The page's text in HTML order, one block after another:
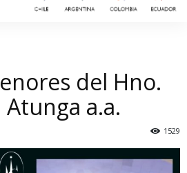
del Hno.
a.a.
1529